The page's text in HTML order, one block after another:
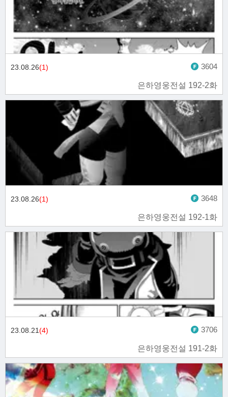
은하영웅전설 192-2화
23.08.26(1) 3604
은하영웅전설 192-1화
23.08.26(1) 3648
은하영웅전설 191-2화
23.08.21(4) 3706